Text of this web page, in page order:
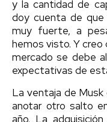
y la cantidad de
doy cuenta de que
muy fuerte, a
hemos visto. Y creo
mercado se debe
expectativas de
La ventaja de
anotar otro salto
año. La